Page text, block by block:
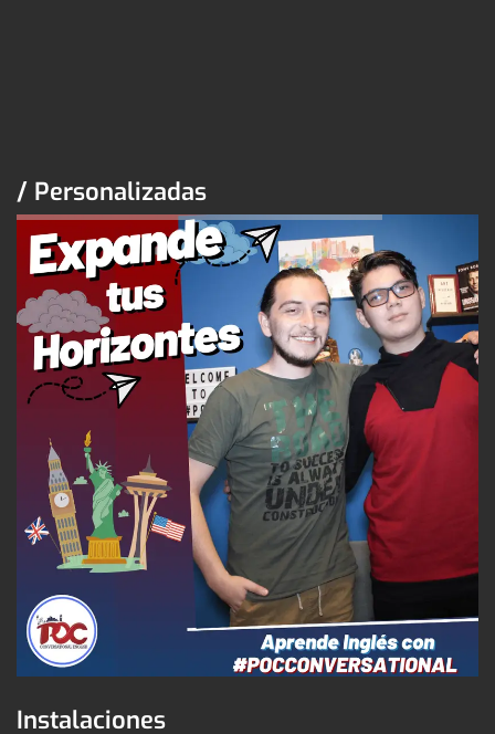
/ Personalizadas
Instalaciones